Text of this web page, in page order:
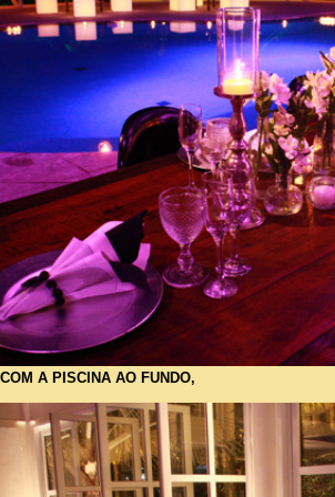
A PISCINA AO FUNDO,